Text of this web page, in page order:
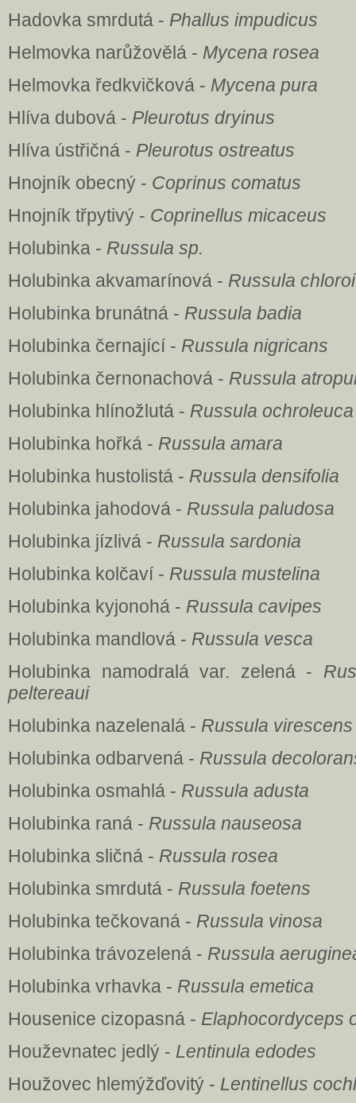
Hadovka smrdutá - Phallus impudicus
Helmovka narůžovělá - Mycena rosea
Helmovka ředkvičková - Mycena pura
Hlíva dubová - Pleurotus dryinus
Hlíva ústřičná - Pleurotus ostreatus
Hnojník obecný - Coprinus comatus
Hnojník třpytivý - Coprinellus micaceus
Holubinka - Russula sp.
Holubinka akvamarínová - Russula
Holubinka brunátná - Russula badia
Holubinka černající - Russula nigricans
Holubinka černonachová - Russula
Holubinka hlínožlutá - Russula ochroleuca
Holubinka hořká - Russula amara
Holubinka hustolistá - Russula densifolia
Holubinka jahodová - Russula paludosa
Holubinka jízlivá - Russula sardonia
Holubinka kolčaví - Russula mustelina
Holubinka kyjonohá - Russula cavipes
Holubinka mandlová - Russula vesca
Holubinka namodralá var. zelená -
peltereaui
Holubinka nazelenalá - Russula virescens
Holubinka odbarvená - Russula
Holubinka osmahlá - Russula adusta
Holubinka raná - Russula nauseosa
Holubinka sličná - Russula rosea
Holubinka smrdutá - Russula foetens
Holubinka tečkovaná - Russula vinosa
Holubinka trávozelená - Russula
Holubinka vrhavka - Russula emetica
Housenice cizopasná - Elaphocordyceps
Houževnatec jedlý - Lentinula edodes
Houžovec hlemýžďovitý - Lentinellus